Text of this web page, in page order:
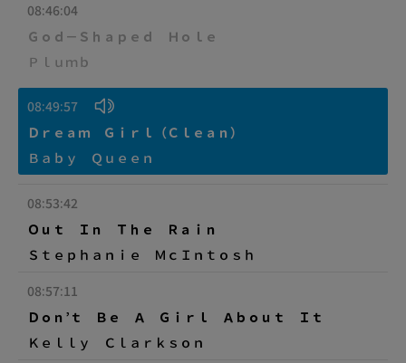
08:46:04
Ｇｏｄ－Ｓｈａｐｅｄ Ｈｏｌｅ
Ｐｌｕｍｂ
08:49:57
Ｄｒｅａｍ Ｇｉｒｌ（Ｃｌｅａｎ）
Ｂａｂｙ Ｑｕｅｅｎ
08:53:42
Ｏｕｔ Ｉｎ Ｔｈｅ Ｒａｉｎ
Ｓｔｅｐｈａｎｉｅ ＭｃＩｎｔｏｓｈ
08:57:11
Ｄｏｎ’ｔ Ｂｅ Ａ Ｇｉｒｌ Ａｂｏｕｔ Ｉｔ
Ｋｅｌｌｙ Ｃｌａｒｋｓｏｎ